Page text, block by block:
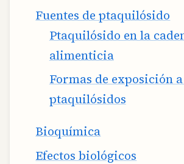
Fuentes de ptaquilósido
Ptaquilósido en la
alimenticia
Formas de exposición
ptaquilósidos
Bioquímica
Efectos biológicos